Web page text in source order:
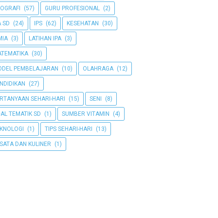
(57) GURU PROFESIONAL (2)
SD (24) IPS (62) KESEHATAN (30)
(3) LATIHAN IPA (3)
(30)
PEMBELAJARAN (10) OLAHRAGA (12)
(27)
SEHARI-HARI (15) SENI (8)
TEMATIK SD (1) SUMBER VITAMIN (4)
(1) TIPS SEHARI-HARI (13)
DAN KULINER (1)